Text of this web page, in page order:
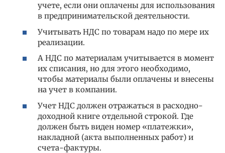
учете, если они оплачены для использования
в предпринимательской деятельности.
Учитывать НДС по товарам надо по мере их
реализации.
А НДС по материалам учитывается в момент
их списания, но для этого необходимо,
чтобы материалы были оплачены и внесены
на учет в компании.
Учет НДС должен отражаться в расходно-
доходной книге отдельной строкой. Где
должен быть виден номер «платежки»,
накладной (акта выполненных работ) и
счета-фактуры.